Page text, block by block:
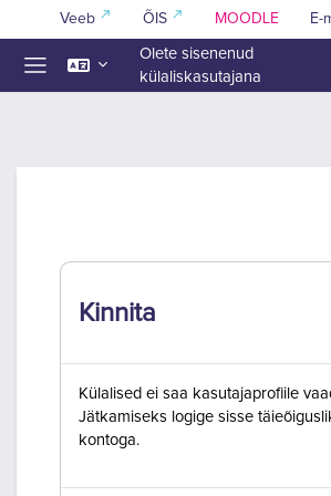
Jäta vahele peasisuni
Veeb ÕIS MOODLE E-
Olete sisenenud
külaliskasutajana
Kinnita
Külalised ei saa kasutajaprofiile
Jätkamiseks logige sisse
kontoga.